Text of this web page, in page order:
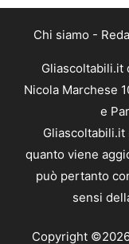
Chi siamo -
Gliascoltabili.it
Nicola Marchese
e
Gliascoltabili.it
quanto viene
può pertanto
sensi
Copyright